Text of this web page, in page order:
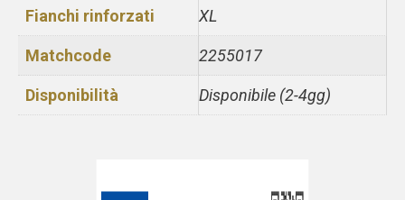
Fianchi rinforzati XL
Matchcode 2255017
Disponibilità Disponibile (2-4gg)